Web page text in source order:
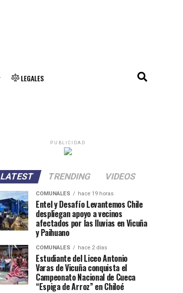
LEGALES
PUBLICIDAD
LATEST TRENDING VIDEOS
COMUNALES hace 19 horas
Entel y Desafío Levantemos Chile
despliegan apoyo a vecinos
afectados por las lluvias en Vicuña
y Paihuano
COMUNALES hace 2 días
Estudiante del Liceo Antonio
Varas de Vicuña conquista el
Campeonato Nacional de Cueca
“Espiga de Arroz” en Chiloé